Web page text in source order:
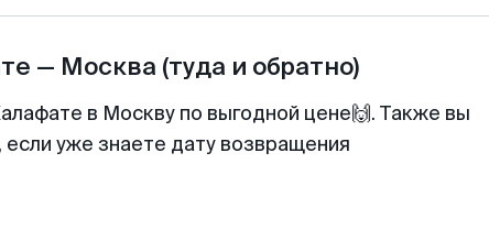
— Москва (туда и обратно)
в Москву по выгодной цене🙌. Также вы
уже знаете дату возвращения